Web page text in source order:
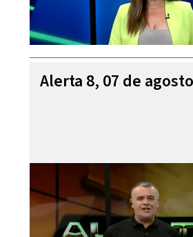
Alerta 8, 07 de